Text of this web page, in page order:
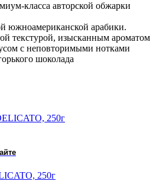
класса авторской обжарки
южноамериканской арабики.
текстурой, изысканным ароматом
с неповторимыми нотками
шоколада
250г